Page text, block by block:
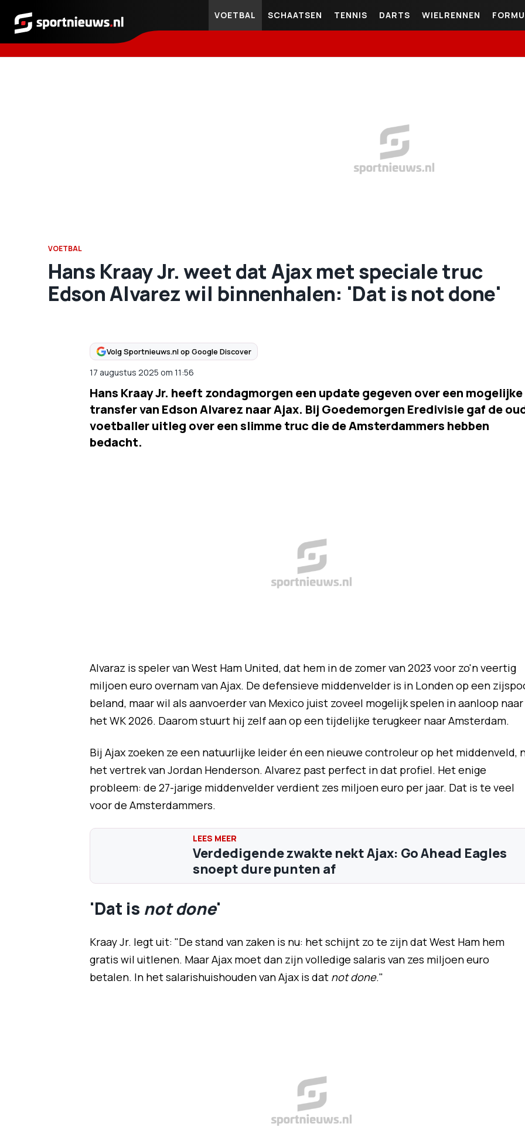
Sportnieuws.nl
VOETBAL SCHAATSEN TENNIS DARTS WIELRENNEN
VOETBAL
Hans Kraay Jr. weet dat Ajax met speciale truc
Edson Alvarez wil binnenhalen: 'Dat is not done'
Volg Sportnieuws.nl op Google Discover
17 augustus 2025 om 11:56
Hans Kraay Jr. heeft zondagmorgen een update gegeven over een mogelijke
transfer van Edson Alvarez naar Ajax. Bij Goedemorgen Eredivisie gaf de
voetballer uitleg over een slimme truc die de Amsterdammers hebben
bedacht.
Alvaraz is speler van West Ham United, dat hem in de zomer van 2023 voor zo'n veertig
miljoen euro overnam van Ajax. De defensieve middenvelder is in Londen op een
beland, maar wil als aanvoerder van Mexico juist zoveel mogelijk spelen in aanloop naar
het WK 2026. Daarom stuurt hij zelf aan op een tijdelijke terugkeer naar Amsterdam.
Bij Ajax zoeken ze een natuurlijke leider én een nieuwe controleur op het middenveld,
het vertrek van Jordan Henderson. Alvarez past perfect in dat profiel. Het enige
probleem: de 27-jarige middenvelder verdient zes miljoen euro per jaar. Dat is te veel
voor de Amsterdammers.
Verdedigende zwakte nekt Ajax: Go Ahead Eagles
snoept dure punten af
'Dat is not done'
Kraay Jr. legt uit: "De stand van zaken is nu: het schijnt zo te zijn dat West Ham hem
gratis wil uitlenen. Maar Ajax moet dan zijn volledige salaris van zes miljoen euro
betalen. In het salarishuishouden van Ajax is dat not done."